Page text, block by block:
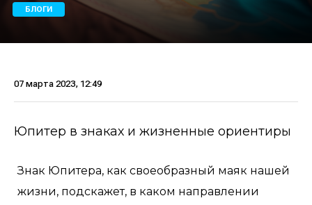
БЛОГИ
07 марта 2023, 12:49
Юпитер в знаках и жизненные ориентиры
Знак Юпитера, как своеобразный маяк нашей
жизни, подскажет, в каком направлении